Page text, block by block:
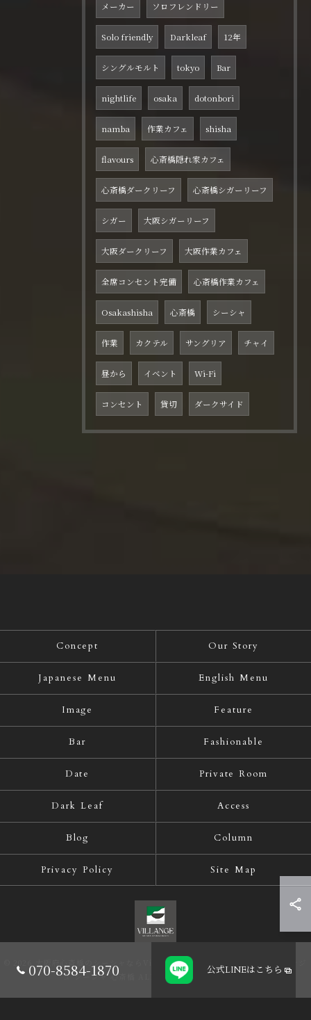
メーカー ソロフレンドリー
Solo friendly Darkleaf 12年
シングルモルト tokyo Bar
nightlife osaka dotonbori
namba 作業カフェ shisha
flavours 心斎橋隠れ家カフェ
心斎橋ダークリーフ 心斎橋シガーリーフ
シガー 大阪シガーリーフ
大阪ダークリーフ 大阪作業カフェ
全席コンセント完備 心斎橋作業カフェ
Osakashisha 心斎橋 シーシャ
作業 カクテル サングリア チャイ
昼から イベント Wi-Fi
コンセント 貸切 ダークサイド
070-8584-1870 公式LINEはこちら
Concept Our Story
Japanese Menu English Menu
Image Feature
Bar Fashionable
Date Private Room
Dark Leaf Access
Blog Column
Privacy Policy Site Map
© 2026 大阪府心斎橋のシーシャならVillange Shisha Shinsaibasi〜ヴィランジ
ュ シーシャ 心斎橋 ALL RIGHTS RESERVED.